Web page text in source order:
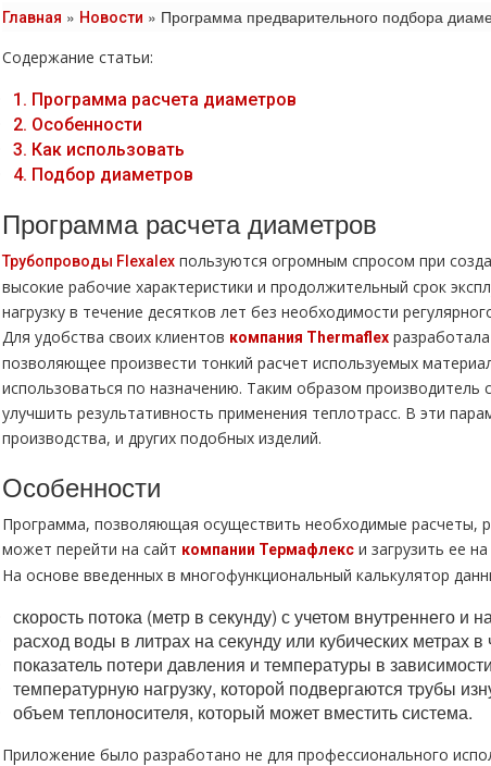
Главная » Новости » Программа предварительного подбора
Содержание статьи:
1. Программа расчета диаметров
2. Особенности
3. Как использовать
4. Подбор диаметров
Программа расчета диаметров
Трубопроводы Flexalexпользуются огромным спросом при
высокие рабочие характеристики и продолжительный срок
нагрузку в течение десятков лет без необходимости
Для удобства своих клиентов компания Thermaflex
позволяющее произвести тонкий расчет используемых
использоваться по назначению. Таким образом
улучшить результативность применения теплотрасс. В эти
производства, и других подобных изделий.
Особенности
Программа, позволяющая осуществить необходимые расчеты,
может перейти на сайт компании Термафлекси загрузить ее
На основе введенных в многофункциональный калькулятор
скорость потока (метр в секунду) с учетом внутреннего и
расход воды в литрах на секунду или кубических метрах в
показатель потери давления и температуры в
температурную нагрузку, которой подвергаются тpубы
объем теплоносителя, который может вместить система.
Приложение было разработано не для профессионального